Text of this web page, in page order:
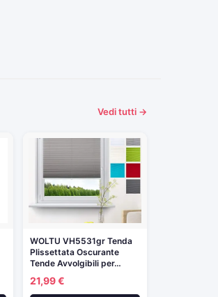
Vedi tutti →
WOLTU VH5531gr Tenda
Plissettata Oscurante
Tende Avvolgibili per…
21,99 €